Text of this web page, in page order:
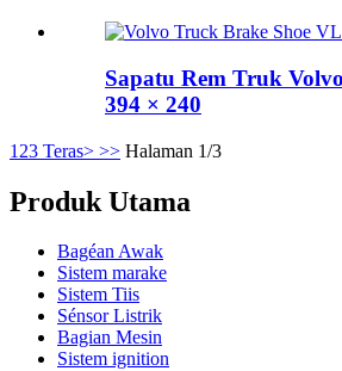
Sapatu Rem Truk
394 × 240
1 23 Teras> >> Halaman 1/3
Produk Utama
Bagéan Awak
Sistem marake
Sistem Tiis
Sénsor Listrik
Bagian Mesin
Sistem ignition